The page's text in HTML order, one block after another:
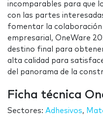
incomparables para que
con las partes
fomentar la
empresarial, OneWare
destino final para
alta calidad para
del panorama de la
Ficha técnica
Sectores: Adhesivos,